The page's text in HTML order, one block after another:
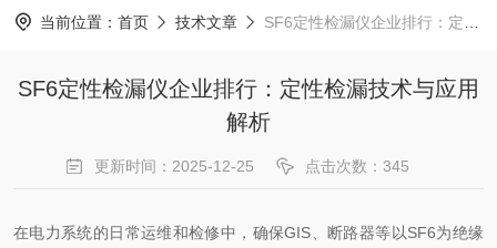
当前位置： 首页 技术文章 SF6定性检漏仪企业排行：定性检漏技术与应用解析
SF6定性检漏仪企业排行：定性检漏技术与应用
解析
更新时间：2025-12-25 点击次数：345
在电力系统的日常运维和检修中，确保GIS、断路器等以SF6为绝缘